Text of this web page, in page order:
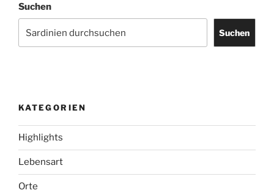
Suchen
Suchen
KATEGORIEN
Highlights
Lebensart
Orte